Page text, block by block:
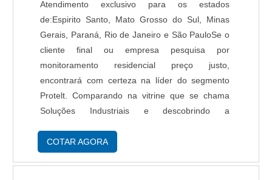
Atendimento exclusivo para os estados
de:Espirito Santo, Mato Grosso do Sul, Minas
Gerais, Paraná, Rio de Janeiro e São PauloSe o
cliente final ou empresa pesquisa por
monitoramento residencial preço justo,
encontrará com certeza na líder do segmento
Protelt. Comparando na vitrine que se chama
Soluções Industriais e descobrindo a
lugar.É importante lembrar que o serviço deve
COTAR AGORA